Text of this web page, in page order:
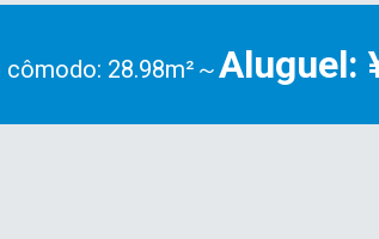
28.98m²～Aluguel: